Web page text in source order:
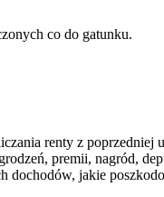
co do gatunku.
renty z
premii, nagród,
jakie